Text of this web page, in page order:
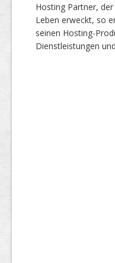
Hosting Partner,
Leben erweckt, so
seinen Hosting-
Dienstleistungen